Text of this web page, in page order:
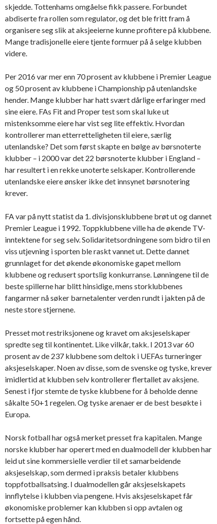
skjedde. Tottenhams omgåelse fikk passere. Forbundet
abdiserte fra rollen som regulator, og det ble fritt fram å
organisere seg slik at aksjeeierne kunne profitere på klubbene.
Mange tradisjonelle eiere tjente formuer på å selge klubben
videre.
Per 2016 var mer enn 70 prosent av klubbene i Premier League
og 50 prosent av klubbene i Championship på utenlandske
hender. Mange klubber har hatt svært dårlige erfaringer med
sine eiere. FAs Fit and Proper test som skal luke ut
mistenksomme eiere har vist seg lite effektiv. Hvordan
kontrollerer man etterretteligheten til eiere, særlig
utenlandske? Det som først skapte en bølge av børsnoterte
klubber – i 2000 var det 22 børsnoterte klubber i England –
har resultert i en rekke unoterte selskaper. Kontrollerende
utenlandske eiere ønsker ikke det innsynet børsnotering
krever.
FA var på nytt statist da 1. divisjonsklubbene brøt ut og dannet
Premier League i 1992. Toppklubbene ville ha de økende TV-
inntektene for seg selv. Solidaritetsordningene som bidro til en
viss utjevning i sporten ble raskt vannet ut. Dette dannet
grunnlaget for det økende økonomiske gapet mellom
klubbene og redusert sportslig konkurranse. Lønningene til de
beste spillerne har blitt hinsidige, mens storklubbenes
fangarmer nå søker barnetalenter verden rundt i jakten på de
neste store stjernene.
Presset mot restriksjonene og kravet om aksjeselskaper
spredte seg til kontinentet. Like vilkår, takk. I 2013 var 60
prosent av de 237 klubbene som deltok i UEFAs turneringer
aksjeselskaper. Noen av disse, som de svenske og tyske, krever
imidlertid at klubben selv kontrollerer flertallet av aksjene.
Senest i fjor stemte de tyske klubbene for å beholde denne
såkalte 50+1 regelen. Og tyske arenaer er de best besøkte i
Europa.
Norsk fotball har også merket presset fra kapitalen. Mange
norske klubber har operert med en dualmodell der klubben har
leid ut sine kommersielle verdier til et samarbeidende
aksjeselskap, som dermed i praksis betaler klubbens
toppfotballsatsing. I dualmodellen går aksjeselskapets
innflytelse i klubben via pengene. Hvis aksjeselskapet får
økonomiske problemer kan klubben si opp avtalen og
fortsette på egen hånd.